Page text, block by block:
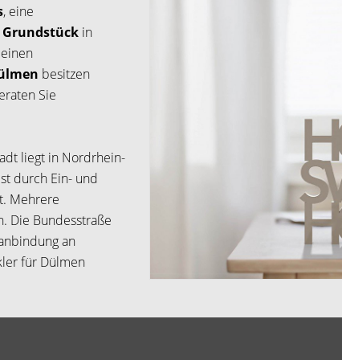
, eine
Grundstück in
besitzen
Sie
liegt in Nordrhein-
durch Ein- und
Mehrere
Die Bundesstraße
an
für Dülmen